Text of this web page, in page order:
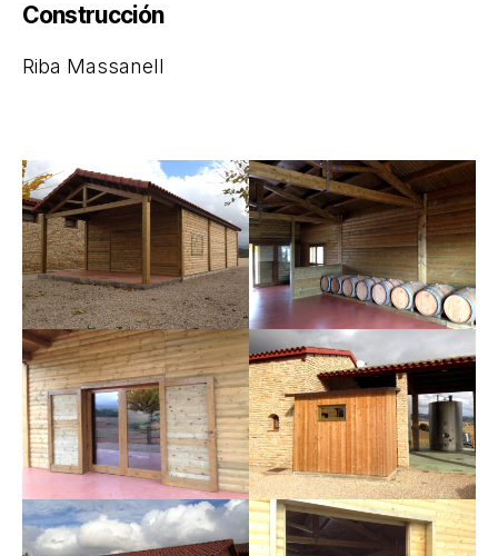
Construcción
Riba Massanell